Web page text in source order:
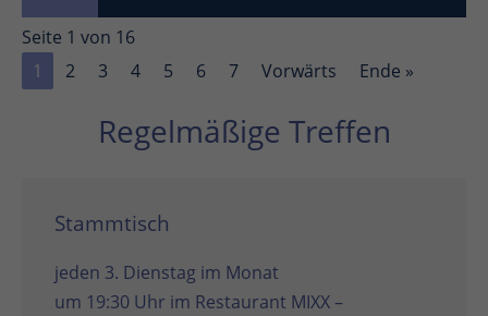
Seite 1 von 16
1
2 3 4 5 6 7 Vorwärts Ende »
Regelmäßige Treffen
Stammtisch
jeden 3. Dienstag im Monat
um 19:30 Uhr im Restaurant MIXX –